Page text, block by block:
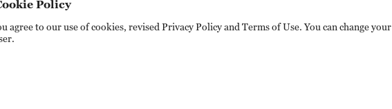
Rights Reserved. 16A Shijingshan Road, Beijing, China. 100040
Policy
agree to our use of cookies, revised Privacy Policy and Terms of Use. You can change your